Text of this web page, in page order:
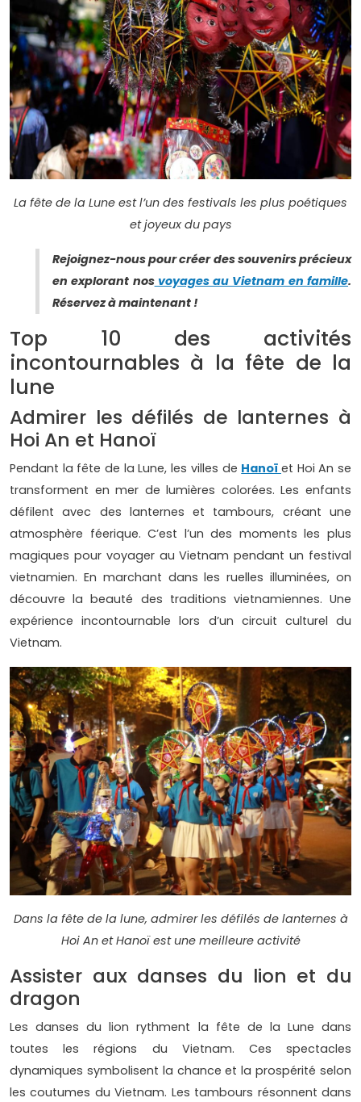
La fête de la Lune est l’un des festivals les plus poétiques
et joyeux du pays
Rejoignez-nous pour créer des souvenirs précieux
en explorant nosvoyages au Vietnam en famille.
Réservez à maintenant !
Top 10 des activités
incontournables à la fête de la
lune
Admirer les défilés de lanternes à
Hoi An et Hanoï
Pendant la fête de la Lune, les villes de Hanoï et Hoi An se
transforment en mer de lumières colorées. Les enfants
défilent avec des lanternes et tambours, créant une
atmosphère féerique. C’est l’un des moments les plus
magiques pour voyager au Vietnam pendant un festival
vietnamien. En marchant dans les ruelles illuminées, on
découvre la beauté des traditions vietnamiennes. Une
expérience incontournable lors d’un circuit culturel du
Vietnam.
Dans la fête de la lune, admirer les défilés de lanternes à
Hoi An et Hanoï est une meilleure activité
Assister aux danses du lion et du
dragon
Les danses du lion rythment la fête de la Lune dans
toutes les régions du Vietnam. Ces spectacles
dynamiques symbolisent la chance et la prospérité selon
les coutumes du Vietnam. Les tambours résonnent dans